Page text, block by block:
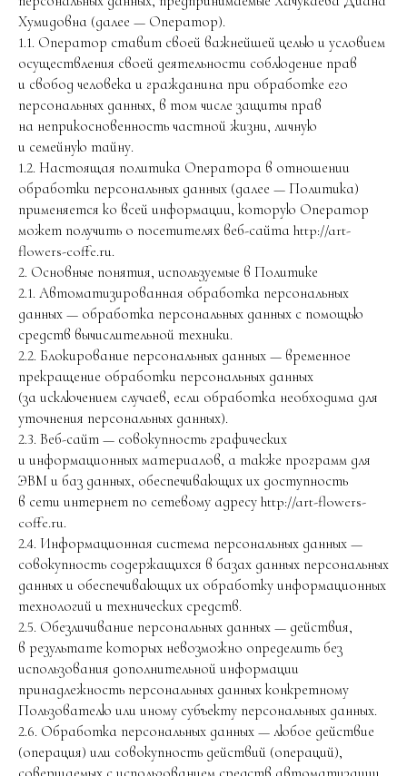
Хумидовна (далее — Оператор).
1.1. Оператор ставит своей важнейшей целью и условием
осуществления своей деятельности соблюдение прав
и свобод человека и гражданина при обработке его
персональных данных, в том числе защиты прав
на неприкосновенность частной жизни, личную
и семейную тайну.
1.2. Настоящая политика Оператора в отношении
обработки персональных данных (далее — Политика)
применяется ко всей информации, которую Оператор
может получить о посетителях веб-сайта http://art-
flowers-coffe.ru.
2. Основные понятия, используемые в Политике
2.1. Автоматизированная обработка персональных
данных — обработка персональных данных с помощью
средств вычислительной техники.
2.2. Блокирование персональных данных — временное
прекращение обработки персональных данных
(за исключением случаев, если обработка необходима для
уточнения персональных данных).
2.3. Веб-сайт — совокупность графических
и информационных материалов, а также программ для
ЭВМ и баз данных, обеспечивающих их доступность
в сети интернет по сетевому адресу http://art-flowers-
coffe.ru.
2.4. Информационная система персональных данных —
совокупность содержащихся в базах данных персональных
данных и обеспечивающих их обработку информационных
технологий и технических средств.
2.5. Обезличивание персональных данных — действия,
в результате которых невозможно определить без
использования дополнительной информации
принадлежность персональных данных конкретному
Пользователю или иному субъекту персональных данных.
2.6. Обработка персональных данных — любое действие
(операция) или совокупность действий (операций),